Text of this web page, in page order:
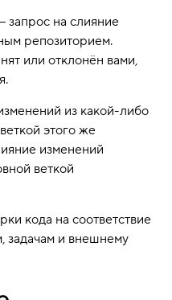
запрос на слияние
репозиторием.
или отклонён вами,
из какой-либо
этого же
изменений
веткой
кода на соответствие
задачам и внешнему